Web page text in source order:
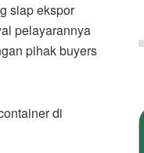
siap ekspor
pelayarannya
pihak buyers
di